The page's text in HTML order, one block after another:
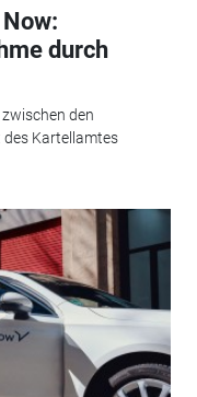
durch
den
des Kartellamtes